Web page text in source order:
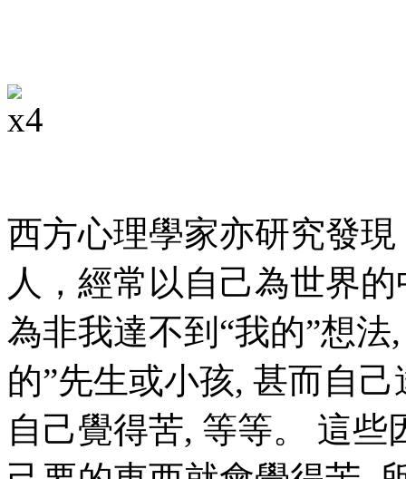
西方心理學家亦研究發
人，經常以自己為世界
為非我達不到“我的”想
的”先生或小孩, 甚而自
自己覺得苦, 等等。 這